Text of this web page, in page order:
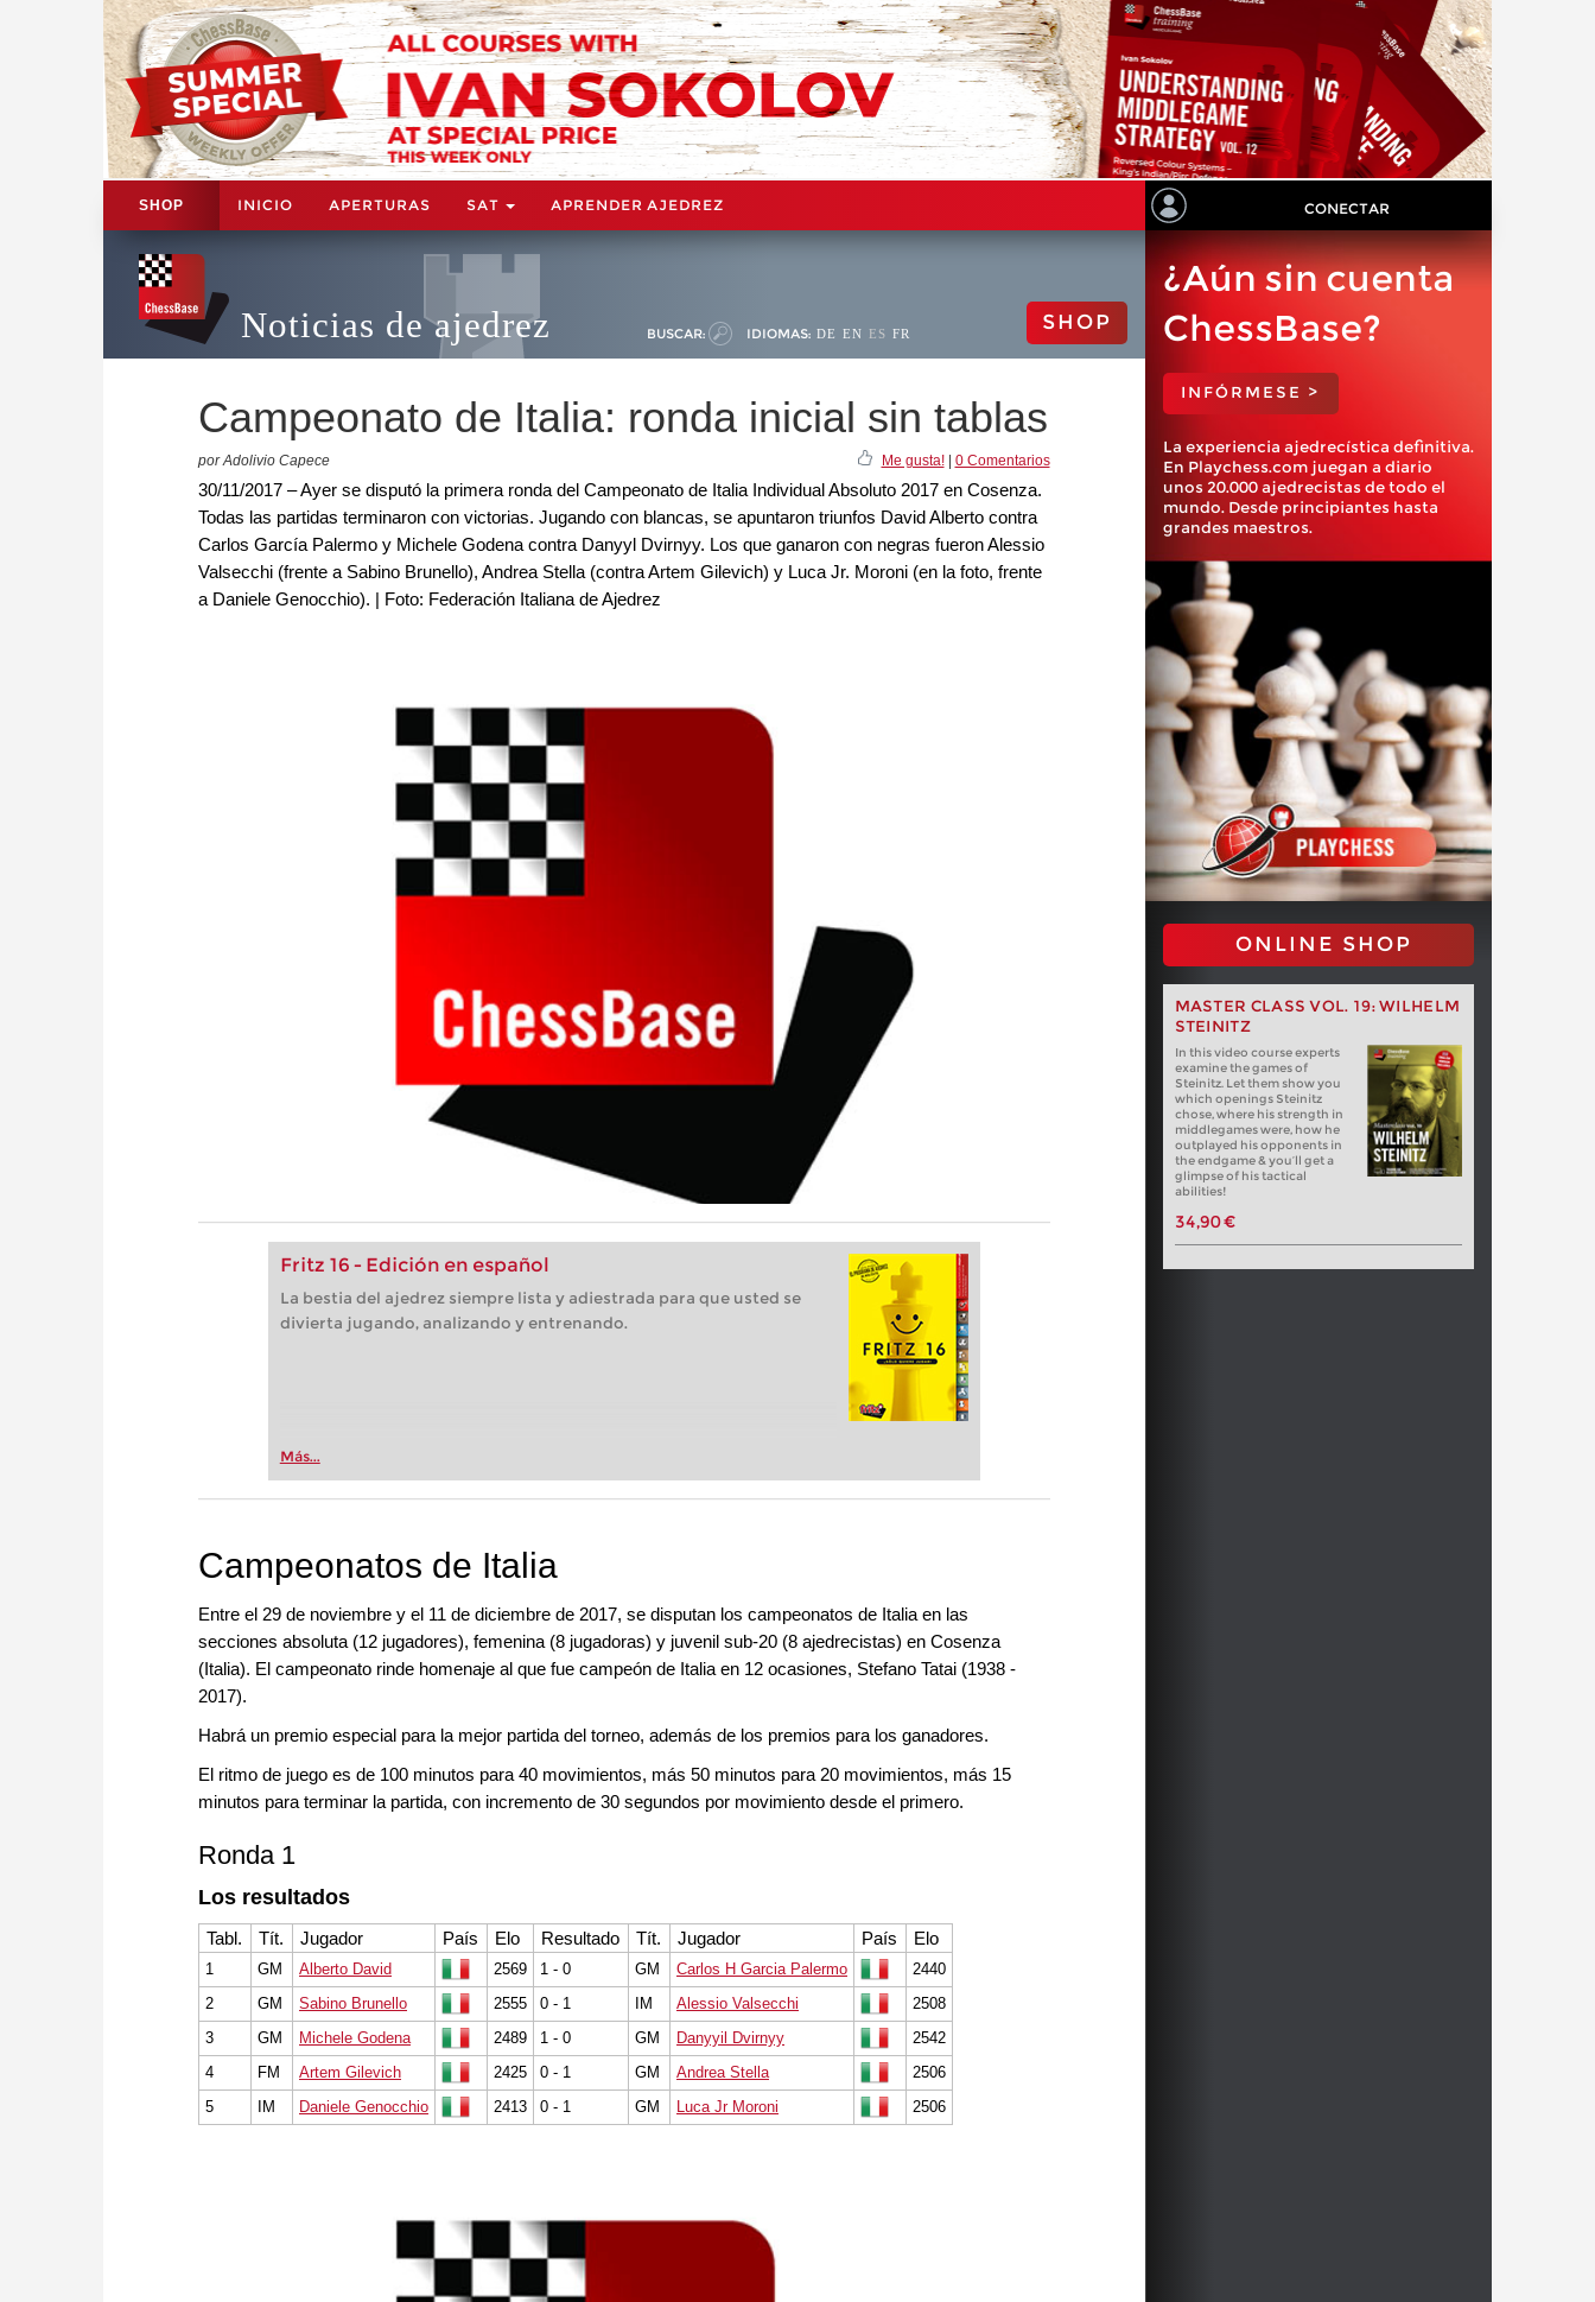
SHOP INICIO APERTURAS SAT APRENDER AJEDREZ CONECTAR
Noticias de ajedrez BUSCAR: IDIOMAS: DE EN ES FR SHOP
Campeonato de Italia: ronda inicial sin tablas
por Adolivio Capece Me gusta!| 0 Comentarios
30/11/2017 – Ayer se disputó la primera ronda del Campeonato de Italia Individual Absoluto 2017 en Cosenza.
Todas las partidas terminaron con victorias. Jugando con blancas, se apuntaron triunfos David Alberto contra
Carlos García Palermo y Michele Godena contra Danyyl Dvirnyy. Los que ganaron con negras fueron Alessio
Valsecchi (frente a Sabino Brunello), Andrea Stella (contra Artem Gilevich) y Luca Jr. Moroni (en la foto, frente
a Daniele Genocchio). | Foto: Federación Italiana de Ajedrez
Fritz 16 - Edición en español
La bestia del ajedrez siempre lista y adiestrada para que usted se
divierta jugando, analizando y entrenando.
Más...
¿Aún sin cuenta
ChessBase?
INFÓRMESE >
La experiencia ajedrecística definitiva.
En Playchess.com juegan a diario
unos 20.000 ajedrecistas de todo el
mundo. Desde principiantes hasta
grandes maestros.
ONLINE SHOP
MASTER CLASS VOL. 19: WILHELM
STEINITZ
In this video course experts
examine the games of
Steinitz. Let them show you
which openings Steinitz
chose, where his strength in
middlegames were, how he
outplayed his opponents in
the endgame & you’ll get a
glimpse of his tactical
abilities!
34,90 €
Campeonatos de Italia
Entre el 29 de noviembre y el 11 de diciembre de 2017, se disputan los campeonatos de Italia en las
secciones absoluta (12 jugadores), femenina (8 jugadoras) y juvenil sub-20 (8 ajedrecistas) en Cosenza
(Italia). El campeonato rinde homenaje al que fue campeón de Italia en 12 ocasiones, Stefano Tatai (1938 -
2017).
Habrá un premio especial para la mejor partida del torneo, además de los premios para los ganadores.
El ritmo de juego es de 100 minutos para 40 movimientos, más 50 minutos para 20 movimientos, más 15
minutos para terminar la partida, con incremento de 30 segundos por movimiento desde el primero.
Ronda 1
Los resultados
Tabl. Tít. Jugador País Elo Resultado Tít. Jugador País Elo
1 GM Alberto David 2569 1 - 0 GM Carlos H Garcia Palermo
2440
2
GM Sabino Brunello 2555 0 - 1 IM Alessio Valsecchi
2508
3
GM Michele Godena 2489 1 - 0 GM Danyyil Dvirnyy
2542
4
FM Artem Gilevich 2425 0 - 1 GM Andrea Stella
2506
5
IM Daniele Genocchio 2413 0 - 1 GM Luca Jr Moroni 2506